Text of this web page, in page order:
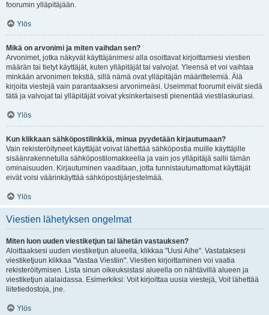
foorumin ylläpitäjään.
Ylös
Mikä on arvonimi ja miten vaihdan sen?
Arvonimet, jotka näkyvät käyttäjänimesi alla osoittavat kirjoittamiesi viestien
määrän tai tietyt käyttäjät, kuten ylläpitäjät tai valvojat. Yleensä et voi vaihtaa
minkään arvonimen tekstiä, sillä nämä ovat ylläpitäjän määrittelemiä. Älä
kirjoita viestejä vain parantaaksesi arvonimeäsi. Useimmat foorumit eivät siedä
tätä ja valvojat tai ylläpitäjät voivat yksinkertaisesti pienentää viestilaskuriasi.
Ylös
Kun klikkaan sähköpostilinkkiä, minua pyydetään kirjautumaan?
Vain rekisteröityneet käyttäjät voivat lähettää sähköpostia muille käyttäjille
sisäänrakennetulla sähköpostilomakkeella ja vain jos ylläpitäjä sallii tämän
ominaisuuden. Kirjautuminen vaaditaan, jotta tunnistautumattomat käyttäjät
eivät voisi väärinkäyttää sähköpostijärjestelmää.
Ylös
Viestien lähetyksen ongelmat
Miten luon uuden viestiketjun tai lähetän vastauksen?
Aloittaaksesi uuden viestiketjun alueella, klikkaa "Uusi Aihe". Vastataksesi
viestiketjuun klikkaa "Vastaa Viestiin". Viestien kirjoittaminen voi vaatia
rekisteröitymisen. Lista sinun oikeuksistasi alueella on nähtävillä alueen ja
viestiketjun alalaidassa. Esimerkiksi: Voit kirjoittaa uusia viestejä, Voit lähettää
liitetiedostoja, jne.
Ylös